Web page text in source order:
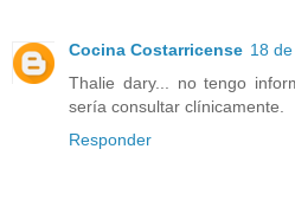
Cocina Costarricense 18
Thalie dary... no tengo
sería consultar clínicamente.
Responder